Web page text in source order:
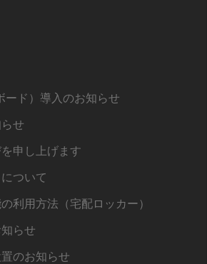
ード）導入のお知らせ
せ
申し上げます
ついて
利用方法（宅配ロッカー）
らせ
のお知らせ